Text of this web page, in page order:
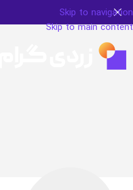
Skip to navigation
Skip to main content